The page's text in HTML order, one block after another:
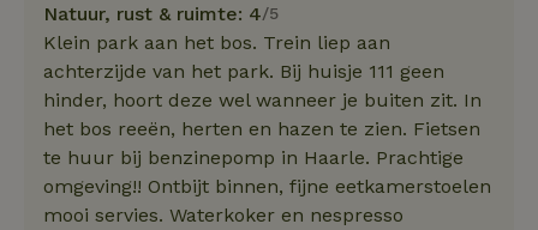
Natuur, rust & ruimte: 4/5
Klein park aan het bos. Trein liep aan
achterzijde van het park. Bij huisje 111 geen
hinder, hoort deze wel wanneer je buiten zit. In
het bos reeën, herten en hazen te zien. Fietsen
te huur bij benzinepomp in Haarle. Prachtige
omgeving!! Ontbijt binnen, fijne eetkamerstoelen
mooi servies. Waterkoker en nespresso